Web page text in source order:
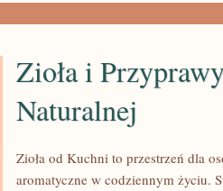
Zioła i
Naturalnej
Zioła od Kuchni to przestrzeń dla
aromatyczne w codziennym życiu.